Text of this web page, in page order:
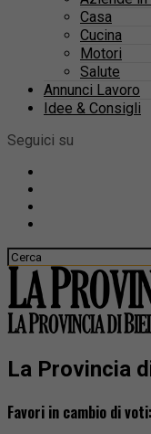
Casa
Cucina
Motori
Salute
Annunci Lavoro
Idee & Consigli
Seguici su
La Provincia
Favori in cambio di